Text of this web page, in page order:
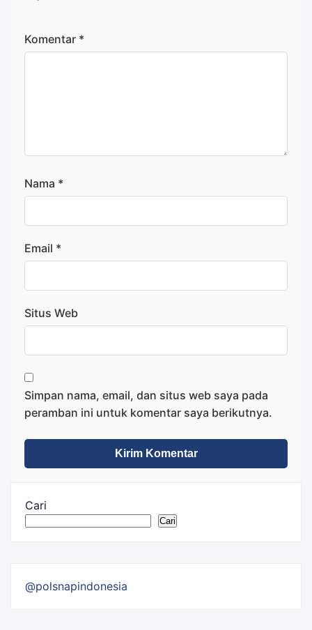
Komentar *
Nama *
Email *
Situs Web
Simpan nama, email, dan situs web saya pada
peramban ini untuk komentar saya berikutnya.
Cari
Cari
@polsnapindonesia